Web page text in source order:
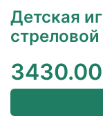
Детская